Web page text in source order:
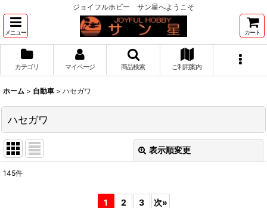
ジョイフルホビー サン星へようこそ
メニュー カート
カテゴリ マイページ 商品検索 ご利用案内
ホーム > 自動車 > ハセガワ
ハセガワ
表示順変更
145件
1 2 3 次»